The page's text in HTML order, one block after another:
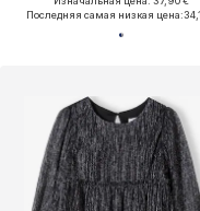
Последняя самая низкая цена: